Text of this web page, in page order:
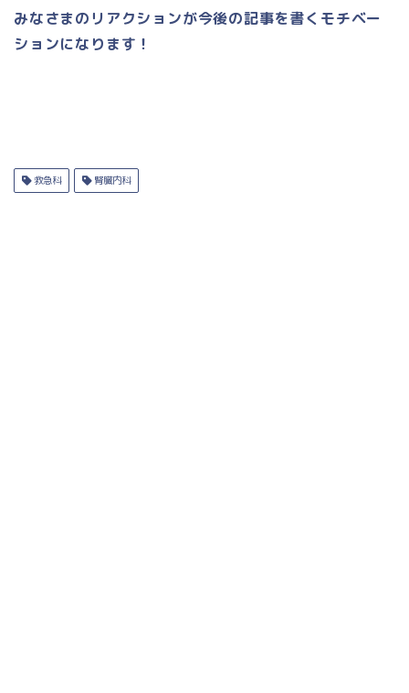
みなさまのリアクションが今後の記事を書くモチベー
ションになります！
救急科 腎臓内科